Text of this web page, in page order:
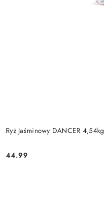
Ryż Jaśminowy DANCER 4,54kg
Cena:
44.99